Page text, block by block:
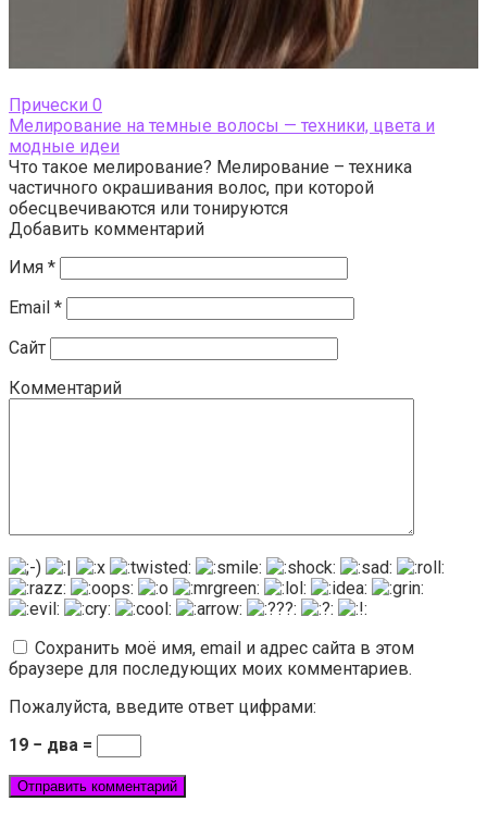
Прически 0
Мелирование на темные волосы — техники, цвета и
модные идеи
Что такое мелирование? Мелирование – техника
частичного окрашивания волос, при которой
обесцвечиваются или тонируются
Добавить комментарий
Имя *
Email *
Сайт
Комментарий
Сохранить моё имя, email и адрес сайта в этом
браузере для последующих моих комментариев.
Пожалуйста, введите ответ цифрами:
19 − два =